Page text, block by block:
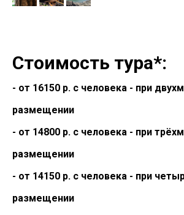
Стоимость тура*:
- от 16150 р. с человека - при
размещении
- от 14800 р. с человека - при
размещении
- от 14150 р. с человека - при
размещении